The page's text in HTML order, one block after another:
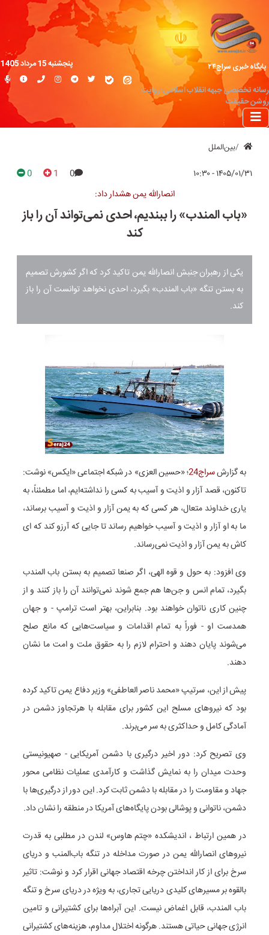
پایگاه خبری سراج۲۴
رسانه تخصصی جبهه انقلاب اسلامی؛ روایت
روشن حقیقت
پنجشنبه 15 مرداد 1405
بین‌الملل
۱۴۰۵/۰۱/۳۱ - ۱۰:۳۰ 0
1
0
انصارالله یمن هشدار داد:
«باب المندب» را ببندیم، احدی نمی‌تواند آن را باز
کند
یکی از رهبران جنبش انصارالله یمن تاکید کرد که اگر کشورش تصمیم
به بستن تنگه «باب المندب» بگیرد، احدی نخواهد توانست آن را باز
کند.
به گزارشسراج24
؛ «حسین العزی» در شبکه اجتماعی «ایکس» نوشت:
تاکنون، قصد آزار و اذیت و آسیب به کسی را نداشته‌ایم، اما مطمئناً، به
یاری خداوند متعال، هر کسی که به یمن آزار و اذیت و آسیب برساند،
ما به او آزار و اذیت و آسیب خواهیم رساند تا جایی که آرزو کند که ای
کاش به یمن آزار و اذیت نمی‌رساند.
وی افزود: به حول و قوه الهی، اگر صنعا تصمیم به بستن باب المندب
بگیرد، تمام انس و جن‌ها هم جمع شوند نمی‌توانند آن را باز کنند و از
چنین کاری ناتوان خواهند بود. بنابراین، بهتر است ترامپ - و جهان
همدست او - فوراً به تمام اقدامات و سیاست‌هایی که مانع صلح
می‌شوند پایان دهند و احترام لازم را به حقوق ملت و امت ما نشان
دهند.
پیش از این، سرتیپ «محمد ناصر العاطفی» وزیر دفاع یمن تاکید کرده
بود که نیروهای مسلح این کشور برای مقابله با هرتجاوز دشمن در
آمادگی کامل و حداکثری به سر می‌برند.
وی تصریح کرد: دور اخیر درگیری با دشمن آمریکایی - صهیونیستی
وحدت میدان را به نمایش گذاشت و کارآمدی عملیات نظامی محور
جهاد و مقاومت را در مقابله با دشمن ثابت کرد. این دور از درگیری‌ها با
دشمن، ناتوانی و پوشالی بودن پایگاه‌های آمریکا در منطقه را نشان داد.
در همین ارتباط ، اندیشکده «چتم هاوس» لندن در مطلبی به قدرت
نیروهای انصارالله یمن در صورت مداخله در تنگه باب‌المنب و دریای
سرخ برای از کار انداختن چرخه اقتصاد جهانی اقرار کرد و نوشت: تاثیر
بالقوه بر مسیرهای کلیدی دریایی تجاری، به ویژه در دریای سرخ و تنگه
باب المندب، قابل اغماض نیست. این آبراه‌ها برای کشتیرانی و تامین
انرژی جهانی حیاتی هستند. هرگونه اختلال مداوم، هزینه‌های کشتیرانی